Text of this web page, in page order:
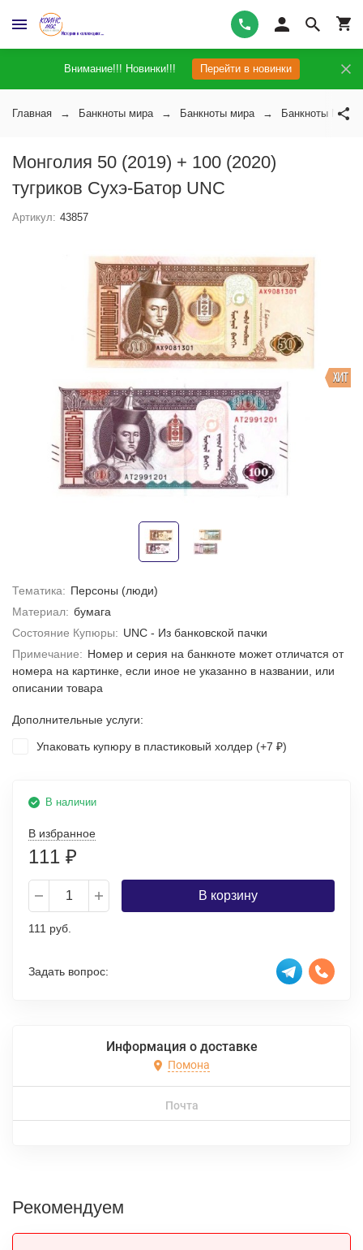
Внимание!!! Новинки!!! Перейти в новинки
Главная Банкноты мира Банкноты мира Банкноты
Монголия 50 (2019) + 100 (2020)
тугриков Сухэ-Батор UNC
Артикул: 43857
ХИТ
Тематика: Персоны (люди)
Материал: бумага
Состояние Купюры: UNC - Из банковской пачки
Примечание: Номер и серия на банкноте может отличатся от
номера на картинке, если иное не указанно в названии, или
описании товара
Дополнительные услуги:
Упаковать купюру в пластиковый холдер (+7 ₽)
В наличии
В избранное
111 ₽
В корзину
111 руб.
Задать вопрос:
Информация о доставке
Помона
Почта
Рекомендуем